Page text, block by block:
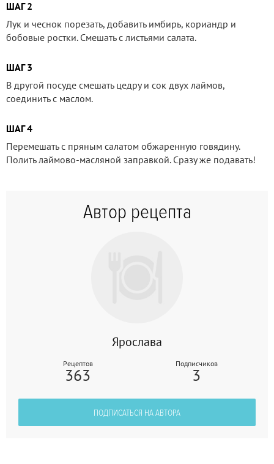
ШАГ 2
Лук и чеснок порезать, добавить имбирь, кориандр и
бобовые ростки. Смешать с листьями салата.
ШАГ 3
В другой посуде смешать цедру и сок двух лаймов,
соединить с маслом.
ШАГ 4
Перемешать с пряным салатом обжаренную говядину.
Полить лаймово-масляной заправкой. Сразу же подавать!
Автор рецепта
Ярослава
Рецептов
363
Подписчиков
3
ПОДПИСАТЬСЯ НА АВТОРА